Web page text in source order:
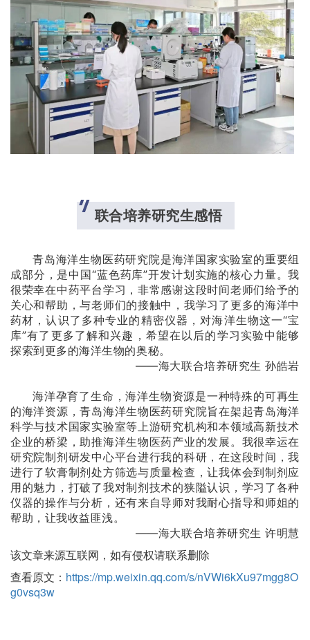
联合培养研究生感悟
青岛海洋生物医药研究院是海洋国家实验室的重要组
成部分，是中国“蓝色药库”开发计划实施的核心力量。我
很荣幸在中药平台学习，非常感谢这段时间老师们给予的
关心和帮助，与老师们的接触中，我学习了更多的海洋中
药材，认识了多种专业的精密仪器，对海洋生物这一“宝
库”有了更多了解和兴趣，希望在以后的学习实验中能够
探索到更多的海洋生物的奥秘。
——海大联合培养研究生 孙皓岩
海洋孕育了生命，海洋生物资源是一种特殊的可再生
的海洋资源，青岛海洋生物医药研究院旨在架起青岛海洋
科学与技术国家实验室等上游研究机构和本领域高新技术
企业的桥梁，助推海洋生物医药产业的发展。我很幸运在
研究院制剂研发中心平台进行我的科研，在这段时间，我
进行了软膏制剂处方筛选与质量检查，让我体会到制剂应
用的魅力，打破了我对制剂技术的狭隘认识，学习了各种
仪器的操作与分析，还有来自导师对我耐心指导和师姐的
帮助，让我收益匪浅。
——海大联合培养研究生 许明慧
该文章来源互联网，如有侵权请联系删除
查看原文： https://mp.weixin.qq.com/s/nVWi6kXu97mgg8O
g0vsq3w